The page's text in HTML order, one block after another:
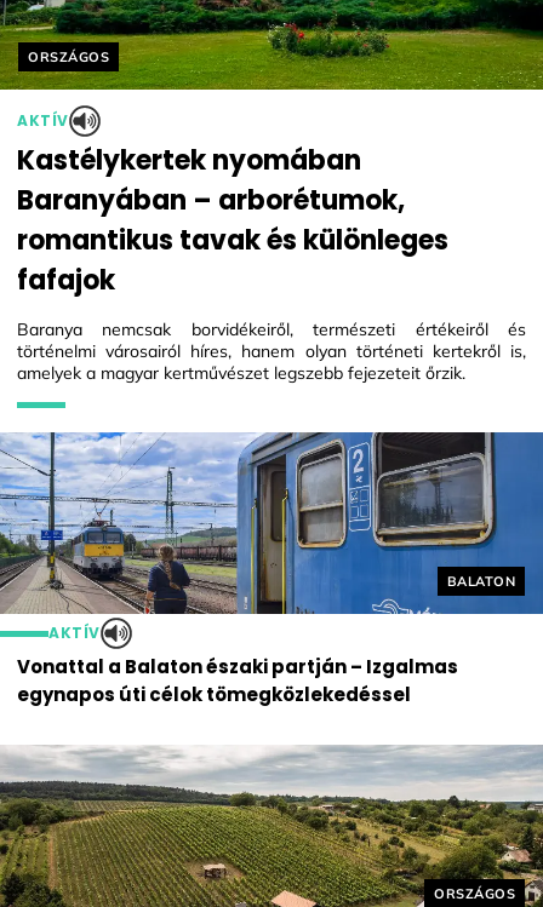
Helyszín
BALATON
AKTÍV
Vonattal a Balaton északi partján – Izgalmas
egynapos úti célok tömegközlekedéssel
Helyszín címkék:
ORSZÁGOS
AKTÍV
Kastélykertek nyomában
Baranyában – arborétumok,
romantikus tavak és különleges
fafajok
Baranya nemcsak borvidékeiről, természeti értékeiről és
történelmi városairól híres, hanem olyan történeti kertekről is,
amelyek a magyar kertművészet legszebb fejezeteit őrzik.
Helyszín
ORSZÁGOS